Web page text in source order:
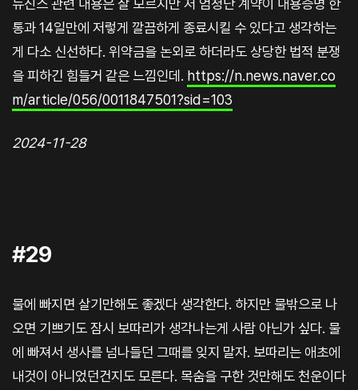
뉴진스 관련 내용은 잘 모르지만 저 엄청난 계약이 내용증명 한
통과 14일만에 저렇게 깔끔하게 종료시킬 수 있다고 생각하는
게 다소 신선하다. 위약금을 논외로 하더라도 상당한 법적 분쟁
을 피하긴 힘들거 같은 느낌인데. https://n.news.naver.co
m/article/056/0011847501?sid=103
2024-11-28
#29
물에 빠지면 살기만해도 좋겠다 생각한다. 하지만 물밖으로 나
오면 기쁘기도 잠시 보따리가 생각나는게 사람 아닌가 싶다. 물
에 빠져서 생사를 넘나들던 그때를 잊지 말자. 보따리는 애초에
내것이 아니었던건지도 모른다. 목숨을 구한 것만해도 천운이다